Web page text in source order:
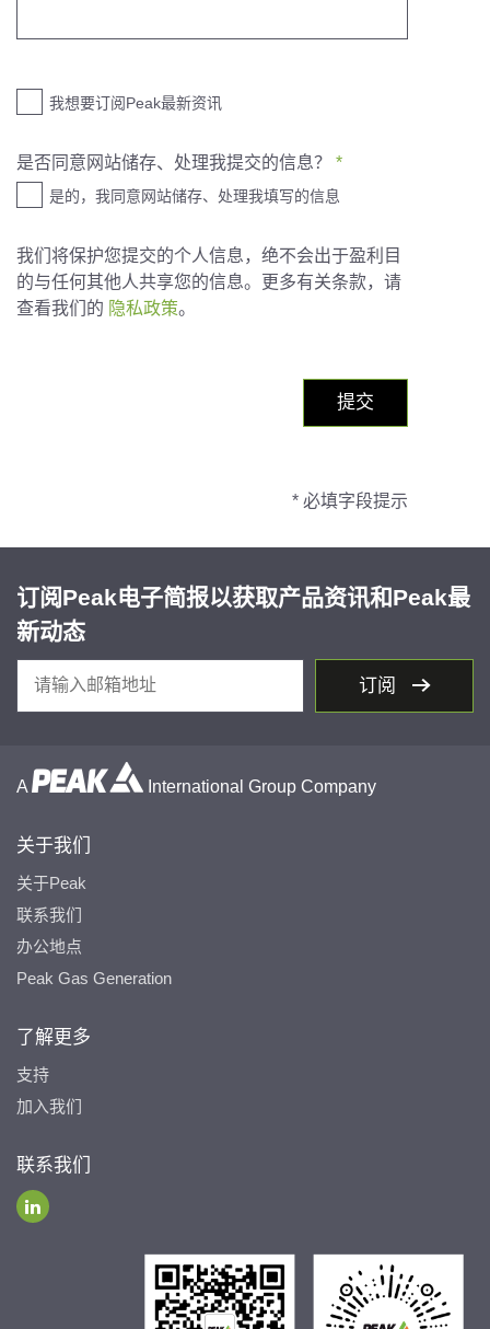
我想要订阅Peak最新资讯
是否同意网站储存、处理我提交的信息？ *
是的，我同意网站储存、处理我填写的信息
我们将保护您提交的个人信息，绝不会出于盈利目
的与任何其他人共享您的信息。更多有关条款，请
查看我们的 隐私政策。
* 必填字段提示
订阅Peak电子简报以获取产品资讯和Peak最
新动态
订阅
A International Group Company
关于我们
关于Peak
联系我们
办公地点
Peak Gas Generation
了解更多
支持
加入我们
联系我们